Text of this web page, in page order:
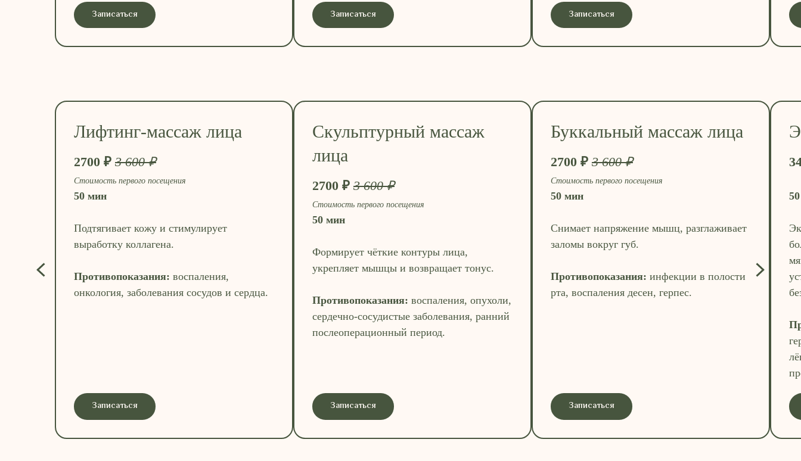
Записаться Записаться Записаться
Лифтинг-массаж лица
2700 ₽ 3 600 ₽
Стоимость первого посещения
50 мин
Подтягивает кожу и стимулирует
выработку коллагена.
Противопоказания: воспаления,
онкология, заболевания сосудов и сердца.
Записаться
Скульптурный массаж
лица
2700 ₽ 3 600 ₽
Стоимость первого посещения
50 мин
Формирует чёткие контуры лица,
укрепляет мышцы и возвращает тонус.
Противопоказания: воспаления, опухоли,
сердечно-сосудистые заболевания, ранний
послеоперационный период.
Записаться
Буккальный массаж лица
2700 ₽ 3 600 ₽
Стоимость первого посещения
50 мин
Снимает напряжение мышц, разглаживает
заломы вокруг губ.
Противопоказания: инфекции в полости
рта, воспаления десен, герпес.
Записаться